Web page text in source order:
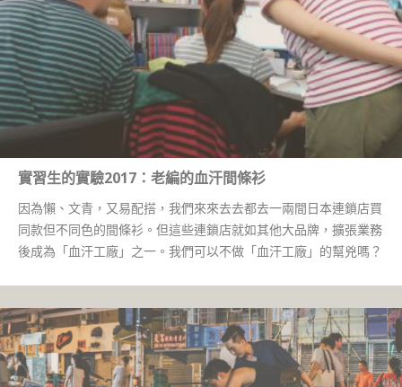
實習生的實驗2017：老編的血汗間條衫
因為懶、文青，又易配搭，我們來來去去都去一兩間日本連鎖店買
同款但不同色的間條衫。但這些連鎖店就如其他大品牌，擴張業務
後成為「血汗工廠」之一。我們可以不做「血汗工廠」的幫兇嗎？